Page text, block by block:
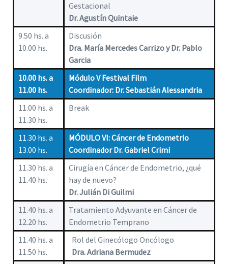
Gestacional
Dr. Agustín Quintaie
9.50 hs. a
10.00 hs.
Discusión
Dra. María Mercedes Carrizo y Dr. Pablo
Garcia
10.00 hs. a
11.00 hs.
Módulo V Festival Film
Coordinador: Dr. Sebastián Alessandria
11.00 hs. a
11.30 hs.
Break
11.30 hs. a
13.00 hs.
MÓDULO VI: Cáncer de Endometrio
Coordinador Dr. Gabriel Crimi
11.30 hs. a
11.40 hs.
Cirugía en Cáncer de Endometrio, ¿qué
hay de nuevo?
Dr. Julián Di Guilmi
11.40 hs. a
12.20 hs.
Tratamiento Adyuvante en Cáncer de
Endometrio Temprano
11.40 hs. a
11.50 hs.
Rol del Ginecólogo Oncólogo
Dra. Adriana Bermudez